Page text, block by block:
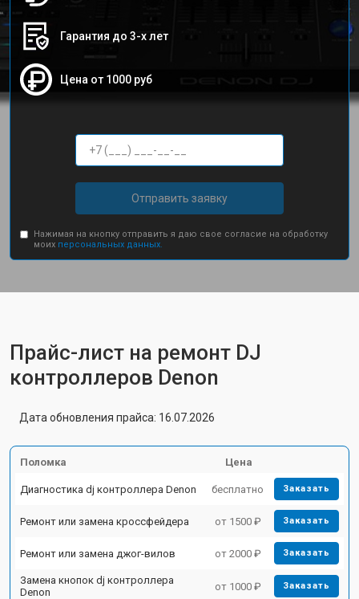
Гарантия до 3-х лет
Цена от 1000 руб
Отправить заявку
Нажимая на кнопку отправить я даю свое согласие на обработку
моих персональных данных.
Прайс-лист на ремонт DJ
контроллеров Denon
Дата обновления прайса: 16.07.2026
Поломка Цена
Диагностика dj контроллера Denon бесплатно Заказать
Ремонт или замена кроссфейдера от 1500 ₽ Заказать
Ремонт или замена джог-вилов от 2000 ₽ Заказать
Замена кнопок dj контроллера
Denon
от 1000 ₽ Заказать